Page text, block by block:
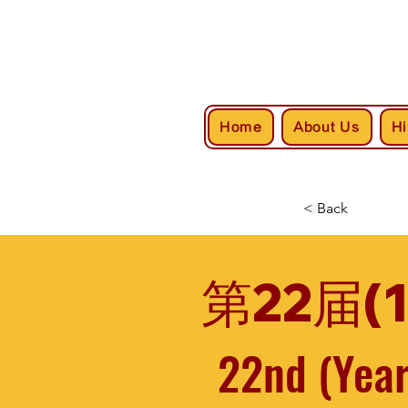
Home About Us
< Back
第22届
22nd